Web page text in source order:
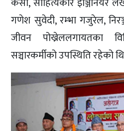
गणेश सुवेदी, रम्भा गजुरेल,
जीवन पोख्रेललगायतका
सञ्चारकर्मीको उपस्थिति रहेको